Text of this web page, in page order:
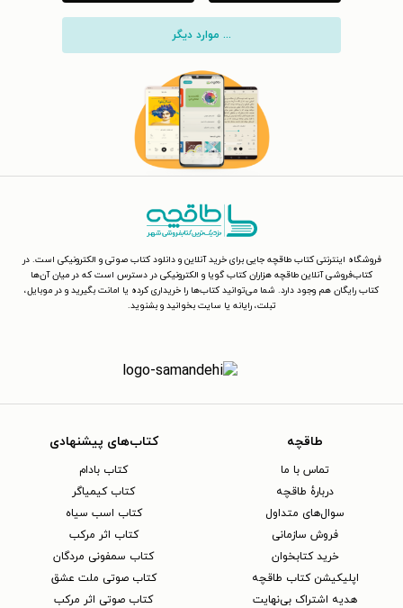
... موارد دیگر
فروشگاه اینترنتی کتاب طاقچه جایی برای خرید آنلاین و دانلود کتاب صوتی و الکترونیکی است. در
کتاب‌فروشی آنلاین طاقچه هزاران کتاب گویا و الکترونیکی در دسترس است که در میان آن‌ها
کتاب رایگان هم وجود دارد. شما می‌توانید کتاب‌ها را خریداری کرده یا امانت بگیرید و در موبایل،
تبلت، رایانه یا سایت بخوانید و بشنوید.
طاقچه
تماس با ما
دربارهٔ طاقچه
سوال‌های متداول
فروش سازمانی
خرید کتابخوان
اپلیکیشن کتاب طاقچه
هدیه اشتراک بی‌نهایت
کتاب‌های پیشنهادی
کتاب بادام
کتاب کیمیاگر
کتاب اسب سیاه
کتاب اثر مرکب
کتاب سمفونی مردگان
کتاب صوتی ملت عشق
کتاب صوتی اثر مرکب